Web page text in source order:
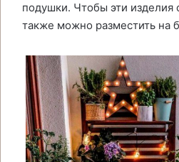
подушки. Чтобы эти
также можно разместить на